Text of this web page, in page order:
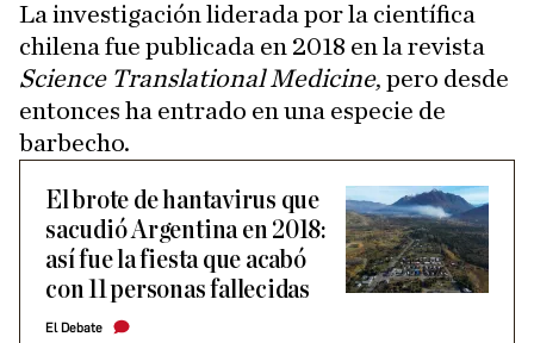
La investigación liderada por la científica
chilena fue publicada en 2018 en la revista
Science Translational Medicine, pero desde
entonces ha entrado en una especie de
barbecho.
El brote de hantavirus que
sacudió Argentina en 2018:
así fue la fiesta que acabó
con 11 personas fallecidas
El Debate